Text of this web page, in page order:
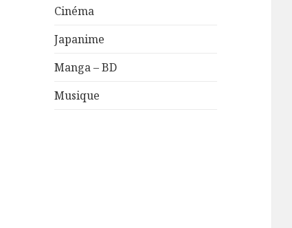
Cinéma
Japanime
Manga – BD
Musique